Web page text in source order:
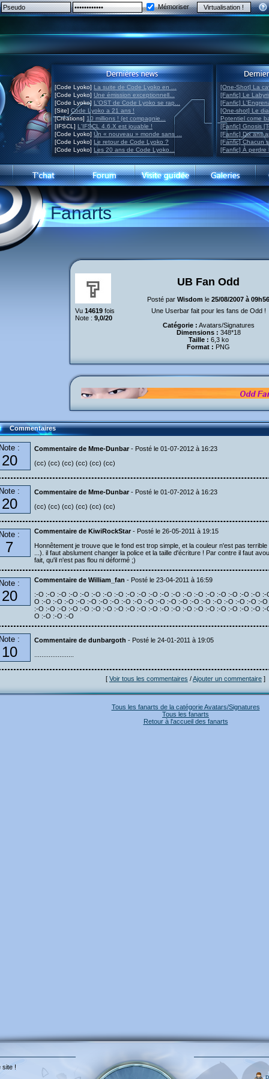
Mémoriser
[Code Lyoko] La suite de Code Lyoko en ...
[Code Lyoko] Une émission exceptionnell...
[Code Lyoko] L'OST de Code Lyoko se rap...
[Site] Code Lyoko a 21 ans !
[Créations] 10 millions ! (et compagnie...
[IFSCL] L'IFSCL 4.6.X est jouable !
[Code Lyoko] Un « nouveau » monde sans ...
[Code Lyoko] Le retour de Code Lyoko ?
[Code Lyoko] Les 20 ans de Code Lyoko...
[One-Shot] La
[Fanfic] Le
[Fanfic]
[One-shot] Le
Potentiel come
[Fanfic] Gnosis
[Fanfic] Dix ans
[Fanfic] Chacun
[Fanfic] À perdre
Fanarts
UB Fan Odd
Posté par Wisdom le 25/08/2007 à 09h56
Vu 14619fois
Note : 9,0/20
Une Userbar fait pour les fans de Odd !
Catégorie : Avatars/Signatures
Dimensions : 348*18
Taille : 6,3 ko
Format : PNG
Commentaires
Note :
20
Commentaire de Mme-Dunbar - Posté le 01-07-2012 à 16:23
(cc) (cc) (cc) (cc) (cc) (cc)
Note :
20
Commentaire de Mme-Dunbar - Posté le 01-07-2012 à 16:23
(cc) (cc) (cc) (cc) (cc) (cc)
Note :
7
Commentaire de KiwiRockStar - Posté le 26-05-2011 à 19:15
Honnêtement je trouve que le fond est trop simple, et la couleur n'est pas
...). il faut abslument changer la police et la taille d'écriture ! Par contre il faut
fait, qu'il n'est pas flou ni déformé ;)
Note :
20
Commentaire de William_fan - Posté le 23-04-2011 à 16:59
:-O :-O :-O :-O :-O :-O :-O :-O :-O :-O :-O :-O :-O :-O :-O :-O :-O :-O :-O :-O
O :-O :-O :-O :-O :-O :-O :-O :-O :-O :-O :-O :-O :-O :-O :-O :-O :-O :-O :-O :-
:-O :-O :-O :-O :-O :-O :-O :-O :-O :-O :-O :-O :-O :-O :-O :-O :-O :-O :-O :-O
O :-O :-O :-O
Note :
10
Commentaire de dunbargoth - Posté le 24-01-2011 à 19:05
[ Voir tous les commentaires /Ajouter un commentaire ]
Tous les fanarts de la catégorie Avatars/Signatures
Tous les fanarts
Retour à l'accueil des fanarts
site !